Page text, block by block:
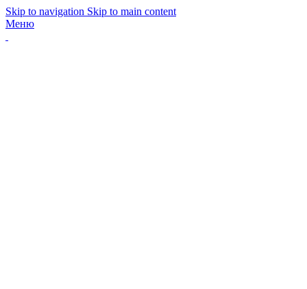
Skip to navigation Skip to main content
Меню